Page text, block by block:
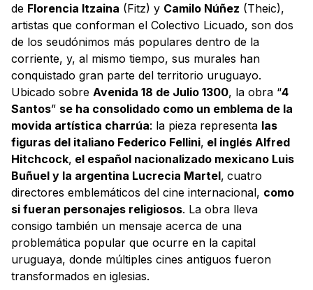
de Florencia Itzaina (Fitz) y Camilo Núñez (Theic),
artistas que conforman el Colectivo Licuado, son dos
de los seudónimos más populares dentro de la
corriente, y, al mismo tiempo, sus murales han
conquistado gran parte del territorio uruguayo.
Ubicado sobre Avenida 18 de Julio 1300, la obra “4
Santos” se ha consolidado como un emblema de la
movida artística charrúa: la pieza representa las
figuras del italiano Federico Fellini, el inglés Alfred
Hitchcock, el español nacionalizado mexicano Luis
Buñuel y la argentina Lucrecia Martel, cuatro
directores emblemáticos del cine internacional, como
si fueran personajes religiosos. La obra lleva
consigo también un mensaje acerca de una
problemática popular que ocurre en la capital
uruguaya, donde múltiples cines antiguos fueron
transformados en iglesias.